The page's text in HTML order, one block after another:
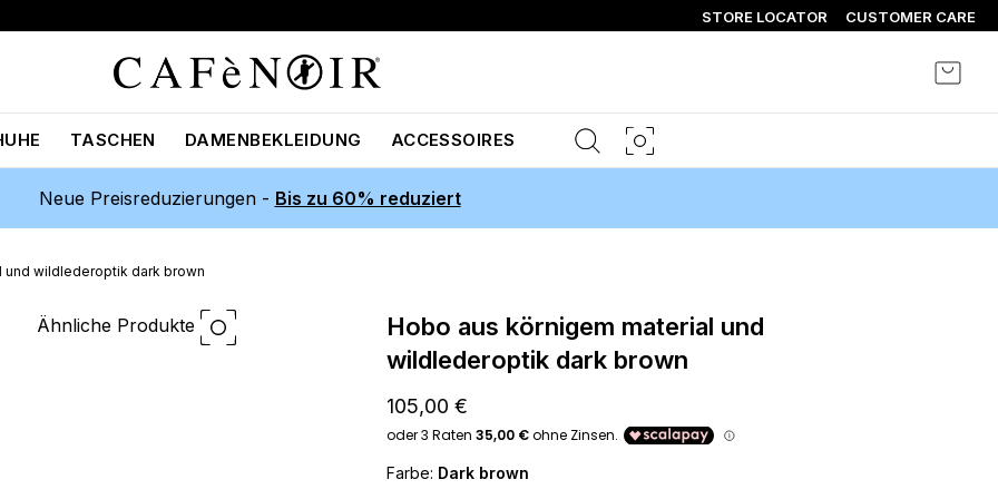
STORE LOCATOR CUSTOMER CARE
Mein
TASCHEN DAMENBEKLEIDUNG ACCESSOIRES
Neue Preisreduzierungen - Bis zu 60% reduziert
und wildlederoptik dark brown
Ähnliche Produkte
hobo aus körnigem material und
wildlederoptik dark brown
105,00 €
Farbe: Dark brown